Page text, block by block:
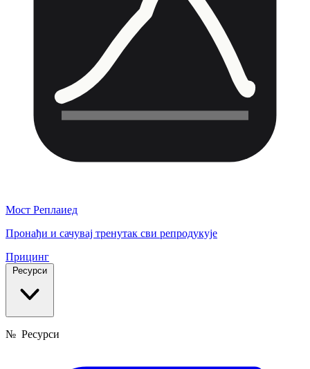
Мост Реплаиед
Пронађи и сачувај тренутак сви репродукује
Прицинг
Ресурси
№ Ресурси